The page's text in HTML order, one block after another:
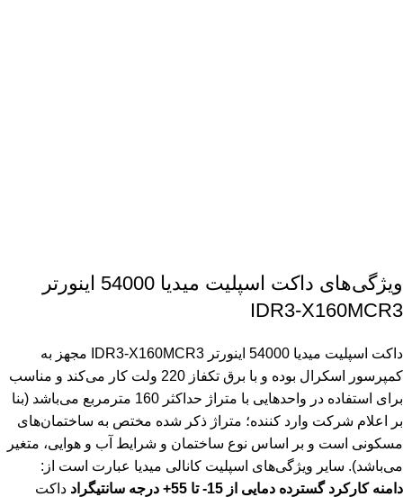
ویژگی‌های داکت اسپلیت میدیا 54000 اینورتر
IDR3-X160MCR3
داکت اسپلیت میدیا 54000 اینورتر IDR3-X160MCR3 مجهز به
کمپرسور اسکرال بوده و با برق تکفاز 220 ولت کار می‌کند و مناسب
برای استفاده در واحدهایی با متراژ حداکثر 160 مترمربع می‌باشد (بنا
بر اعلام شرکت وارد کننده؛ متراژ ذکر شده مختص به ساختمان‌های
مسکونی است و بر اساس نوع ساختمان و شرایط آب و هوایی، متغیر
می‌باشد). سایر ویژگی‌های اسپلیت کانالی میدیا عبارت است از:
دامنه کارکرد گسترده دمایی از 15- تا 55+ درجه سانتیگراد
داکت